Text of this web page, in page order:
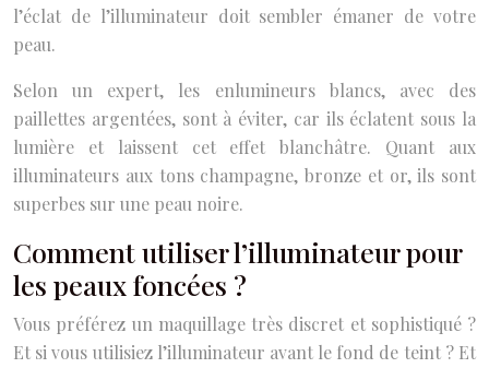
l’éclat de l’illuminateur doit sembler émaner de votre
peau.
Selon un expert, les enlumineurs blancs, avec des
paillettes argentées, sont à éviter, car ils éclatent sous la
lumière et laissent cet effet blanchâtre. Quant aux
illuminateurs aux tons champagne, bronze et or, ils sont
superbes sur une peau noire.
Comment utiliser l’illuminateur pour
les peaux foncées ?
Vous préférez un maquillage très discret et sophistiqué ?
Et si vous utilisiez l’illuminateur avant le fond de teint ? Et